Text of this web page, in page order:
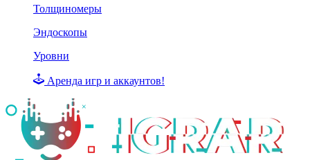
Толщиномеры
Эндоскопы
Уровни
Аренда игр и аккаунтов!